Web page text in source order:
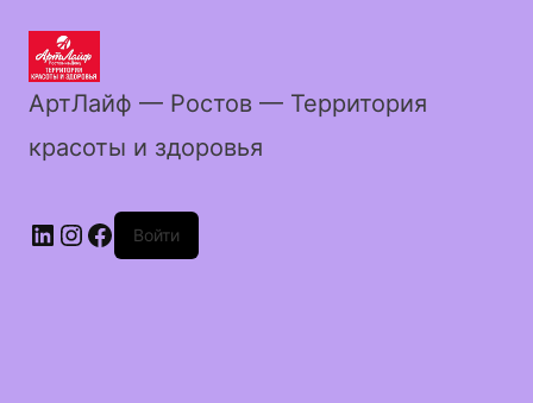
АртЛайф — Ростов — Территория
красоты и здоровья
LinkedIn
Instagram
Facebook
Войти